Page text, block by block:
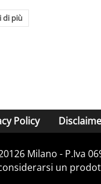
di più
Policy
Milano - P.Iva
un